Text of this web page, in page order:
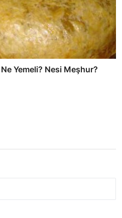
Yemeli? Nesi Meşhur?